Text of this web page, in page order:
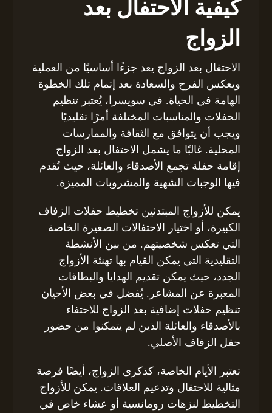
كيفية الاحتفال بعد
الزواج
الاحتفال بعد الزواج يعد جزءًا أساسيًا من العملية
ويعكس الفرح والسعادة بعد إتمام تلك الخطوة
الهامة في الحياة. في سويسرا، يُعتبر تنظيم
الحفلات والمناسبات المختلفة أمرًا تقليديًا
ويجب أن يتوافق مع الثقافة والممارسات
المحلية. غالبًا ما يشمل الاحتفال بعد الزواج
إقامة حفلة تجمع الأصدقاء والعائلة، حيث تُقدم
فيها الوجبات الشهية والمشروبات المميزة.
يمكن للأزواج المبتدئين تخطيط حفلات الزفاف
الكبيرة، أو اختيار الاحتفالات الصغيرة الخاصة
التي تعكس شخصيتهم. من بين الأنشطة
التقليدية التي يمكن القيام بها تهنئة الأزواج
الجدد، حيث يمكن تقديم الهدايا والبطاقات
المعبرة عن المشاعر. يُفضل في بعض الأحيان
تنظيم حفلات إضافية بعد الزواج للاحتفاء
بالأصدقاء والعائلة الذين لم يتمكنوا من حضور
حفل الزفاف الأصلي.
تعتبر الأيام الخاصة، كذكرى الزواج، أيضًا فرصة
مثالية للاحتفال وتدعيم العلاقات. يمكن للأزواج
التخطيط لنزهات رومانسية أو عشاء خاص في